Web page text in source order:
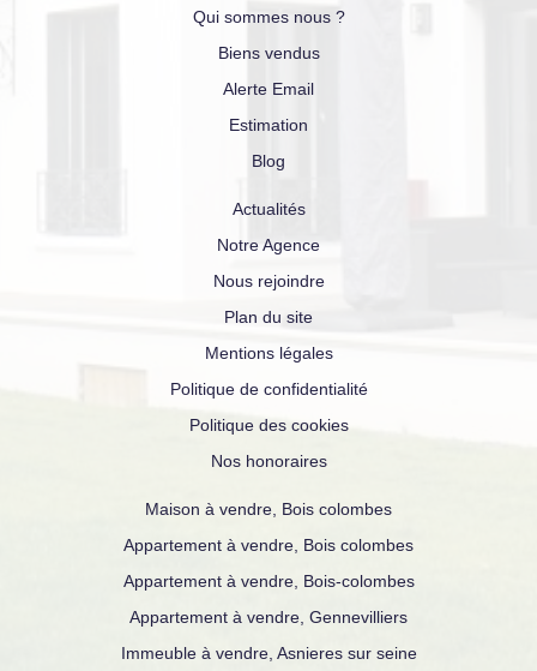
Qui sommes nous ?
Biens vendus
Alerte Email
Estimation
Blog
Actualités
Notre Agence
Nous rejoindre
Plan du site
Mentions légales
Politique de confidentialité
Politique des cookies
Nos honoraires
Maison à vendre, Bois colombes
Appartement à vendre, Bois colombes
Appartement à vendre, Bois-colombes
Appartement à vendre, Gennevilliers
Immeuble à vendre, Asnieres sur seine